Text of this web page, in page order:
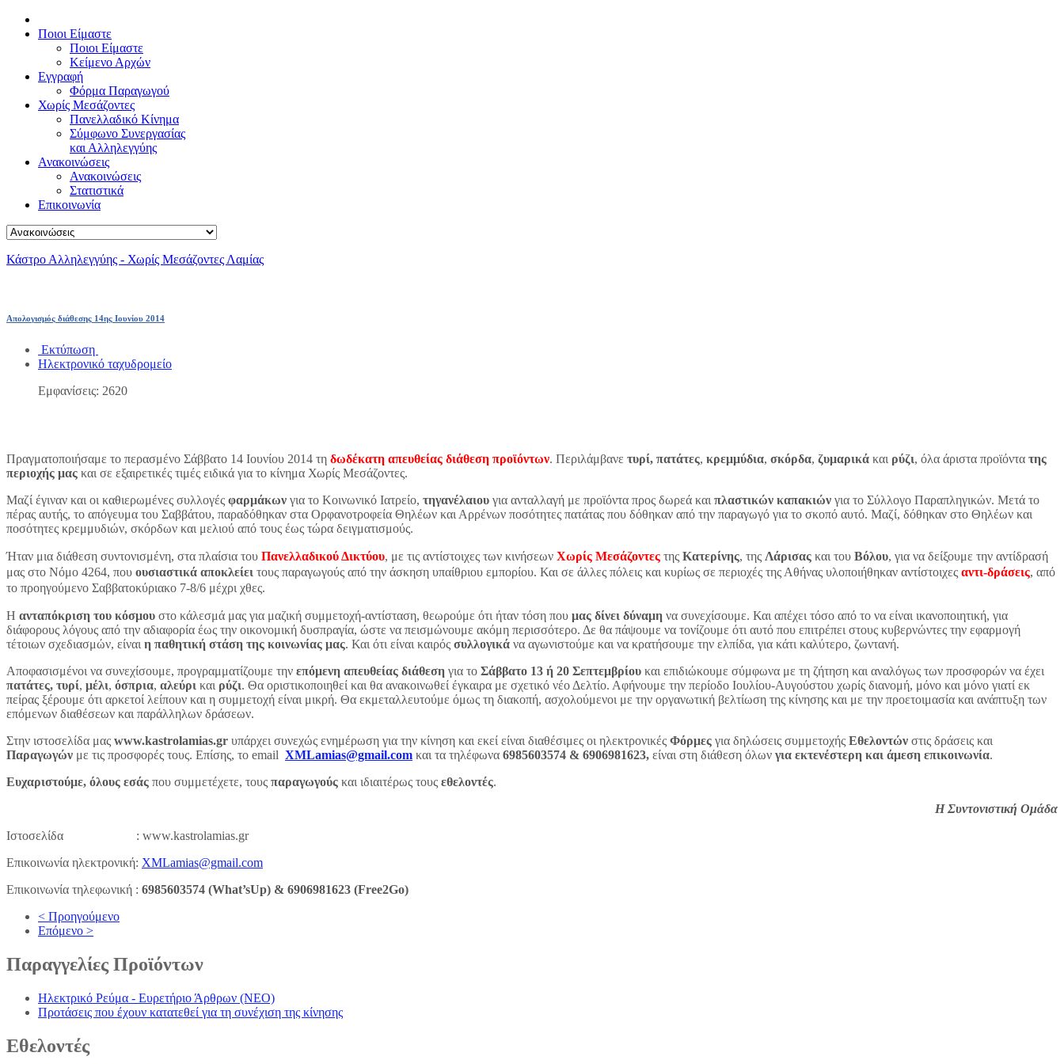
Ποιοι Είμαστε
Ποιοι Είμαστε
Κείμενο Αρχών
Εγγραφή
Φόρμα Παραγωγού
Χωρίς Μεσάζοντες
Πανελλαδικό Κίνημα
Σύμφωνο Συνεργασίας
και Αλληλεγγύης
Ανακοινώσεις
Ανακοινώσεις
Στατιστικά
Επικοινωνία
Κάστρο Αλληλεγγύης - Χωρίς Μεσάζοντες Λαμίας
Απολογισμός διάθεσης 14ης Ιουνίου 2014
Εκτύπωση
Ηλεκτρονικό ταχυδρομείο
Εμφανίσεις: 2620
Πραγματοποιήσαμε το περασμένο Σάββατο 14 Ιουνίου 2014 τη δωδέκατη απευθείας διάθεση προϊόντων. Περιλάμβανε τυρί, πατάτες, κρεμμύδια, σκόρδα, ζυμαρικά και ρύζι, όλα άριστα προϊόντα της
περιοχής μας και σε εξαιρετικές τιμές ειδικά για το κίνημα Χωρίς Μεσάζοντες.
Μαζί έγιναν και οι καθιερωμένες συλλογές φαρμάκων για το Κοινωνικό Ιατρείο, τηγανέλαιου για ανταλλαγή με προϊόντα προς δωρεά και πλαστικών καπακιών για το Σύλλογο Παραπληγικών. Μετά το
πέρας αυτής, το απόγευμα του Σαββάτου, παραδόθηκαν στα Ορφανοτροφεία Θηλέων και Αρρένων ποσότητες πατάτας που δόθηκαν από την παραγωγό για το σκοπό αυτό. Μαζί, δόθηκαν στο Θηλέων και
ποσότητες κρεμμυδιών, σκόρδων και μελιού από τους έως τώρα δειγματισμούς.
Ήταν μια διάθεση συντονισμένη, στα πλαίσια του Πανελλαδικού Δικτύου, με τις αντίστοιχες των κινήσεων Χωρίς Μεσάζοντες της Κατερίνης, της Λάρισας και του Βόλου, για να δείξουμε την αντίδρασή
μας στο Νόμο 4264, που ουσιαστικά αποκλείει τους παραγωγούς από την άσκηση υπαίθριου εμπορίου. Και σε άλλες πόλεις και κυρίως σε περιοχές της Αθήνας υλοποιήθηκαν αντίστοιχες αντι-δράσεις, από
το προηγούμενο Σαββατοκύριακο 7-8/6 μέχρι χθες.
Η ανταπόκριση του κόσμου στο κάλεσμά μας για μαζική συμμετοχή-αντίσταση, θεωρούμε ότι ήταν τόση που μας δίνει δύναμη να συνεχίσουμε. Και απέχει τόσο από το να είναι ικανοποιητική, για
διάφορους λόγους από την αδιαφορία έως την οικονομική δυσπραγία, ώστε να πεισμώνουμε ακόμη περισσότερο. Δε θα πάψουμε να τονίζουμε ότι αυτό που επιτρέπει στους κυβερνώντες την εφαρμογή
τέτοιων σχεδιασμών, είναι η παθητική στάση της κοινωνίας μας. Και ότι είναι καιρός συλλογικά να αγωνιστούμε και να κρατήσουμε την ελπίδα, για κάτι καλύτερο, ζωντανή.
Αποφασισμένοι να συνεχίσουμε, προγραμματίζουμε την επόμενη απευθείας διάθεση για το Σάββατο 13 ή 20 Σεπτεμβρίου και επιδιώκουμε σύμφωνα με τη ζήτηση και αναλόγως των προσφορών να έχει
πατάτες, τυρί, μέλι, όσπρια, αλεύρι και ρύζι. Θα οριστικοποιηθεί και θα ανακοινωθεί έγκαιρα με σχετικό νέο Δελτίο. Αφήνουμε την περίοδο Ιουλίου-Αυγούστου χωρίς διανομή, μόνο και μόνο γιατί εκ
πείρας ξέρουμε ότι αρκετοί λείπουν και η συμμετοχή είναι μικρή. Θα εκμεταλλευτούμε όμως τη διακοπή, ασχολούμενοι με την οργανωτική βελτίωση της κίνησης και με την προετοιμασία και ανάπτυξη των
επόμενων διαθέσεων και παράλληλων δράσεων.
Στην ιστοσελίδα μας www.kastrolamias.gr υπάρχει συνεχώς ενημέρωση για την κίνηση και εκεί είναι διαθέσιμες οι ηλεκτρονικές Φόρμες για δηλώσεις συμμετοχής Εθελοντών στις δράσεις και
Παραγωγών με τις προσφορές τους. Επίσης, το email XMLamias@gmail.com και τα τηλέφωνα 6985603574 & 6906981623, είναι στη διάθεση όλων για εκτενέστερη και άμεση επικοινωνία.
Ευχαριστούμε, όλους εσάς που συμμετέχετε, τους παραγωγούς και ιδιαιτέρως τους εθελοντές.
Η Συντονιστική Ομάδα
Ιστοσελίδα : www.kastrolamias.gr
Επικοινωνία ηλεκτρονική: XMLamias@gmail.com
Επικοινωνία τηλεφωνική : 6985603574 (What’sUp) & 6906981623 (Free2Go)
< Προηγούμενο
Επόμενο >
Παραγγελίες Προϊόντων
Ηλεκτρικό Ρεύμα - Ευρετήριο Άρθρων (NEO)
Προτάσεις που έχουν κατατεθεί για τη συνέχιση της κίνησης
Εθελοντές